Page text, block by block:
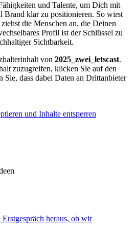
und Talente, um Dich mit
Brand klar zu positionieren. So wirst
die Menschen an, die Deinen
Profil ist der Schlüssel zu
Sichtbarkeit.
von 2025_zwei_letscast.
zuzugreifen, klicken Sie auf den
Sie, dass dabei Daten an Drittanbieter
und Inhalte entsperren
heraus, ob wir